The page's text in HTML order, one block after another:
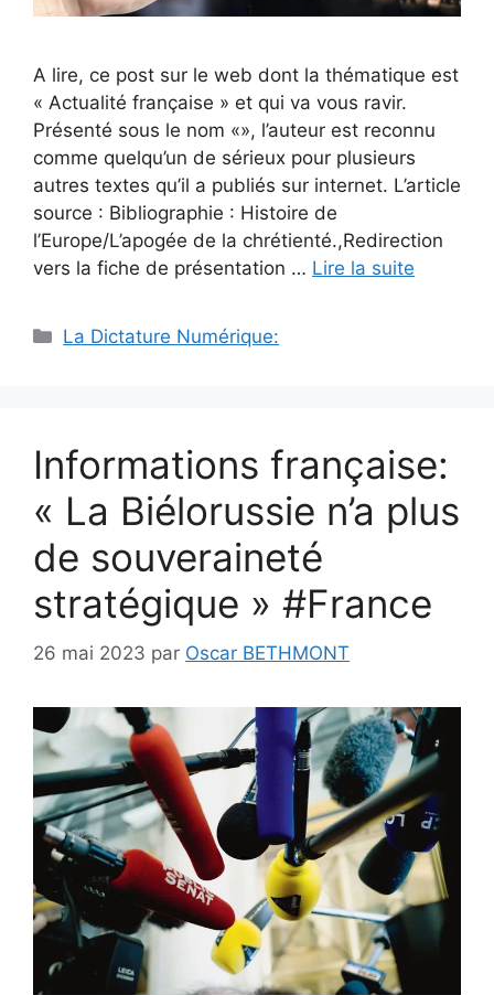
A lire, ce post sur le web dont la thématique est
« Actualité française » et qui va vous ravir.
Présenté sous le nom «», l’auteur est reconnu
comme quelqu’un de sérieux pour plusieurs
autres textes qu’il a publiés sur internet. L’article
source : Bibliographie : Histoire de
l’Europe/L’apogée de la chrétienté.,Redirection
vers la fiche de présentation … Lire la suite
Catégories
La Dictature Numérique:
Informations française:
« La Biélorussie n’a plus
de souveraineté
stratégique » #France
26 mai 2023 par Oscar BETHMONT